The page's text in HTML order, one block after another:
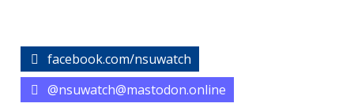
facebook.com/nsuwatch
@nsuwatch@mastodon.online